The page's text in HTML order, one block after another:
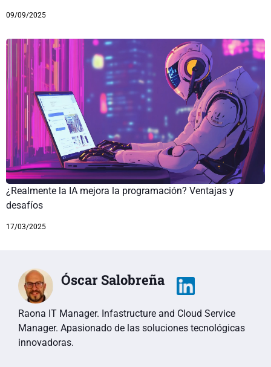
09/09/2025
¿Realmente la IA mejora la programación? Ventajas y
desafíos
17/03/2025
Óscar Salobreña
Raona IT Manager. Infastructure and Cloud Service
Manager. Apasionado de las soluciones tecnológicas
innovadoras.